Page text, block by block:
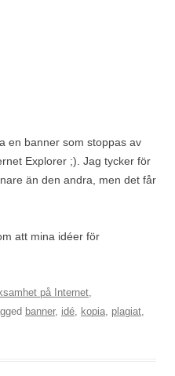
en banner som stoppas av
Explorer ;). Jag tycker för
än den andra, men det får
att mina idéer för
på Internet,
banner, idé, kopia, plagiat,